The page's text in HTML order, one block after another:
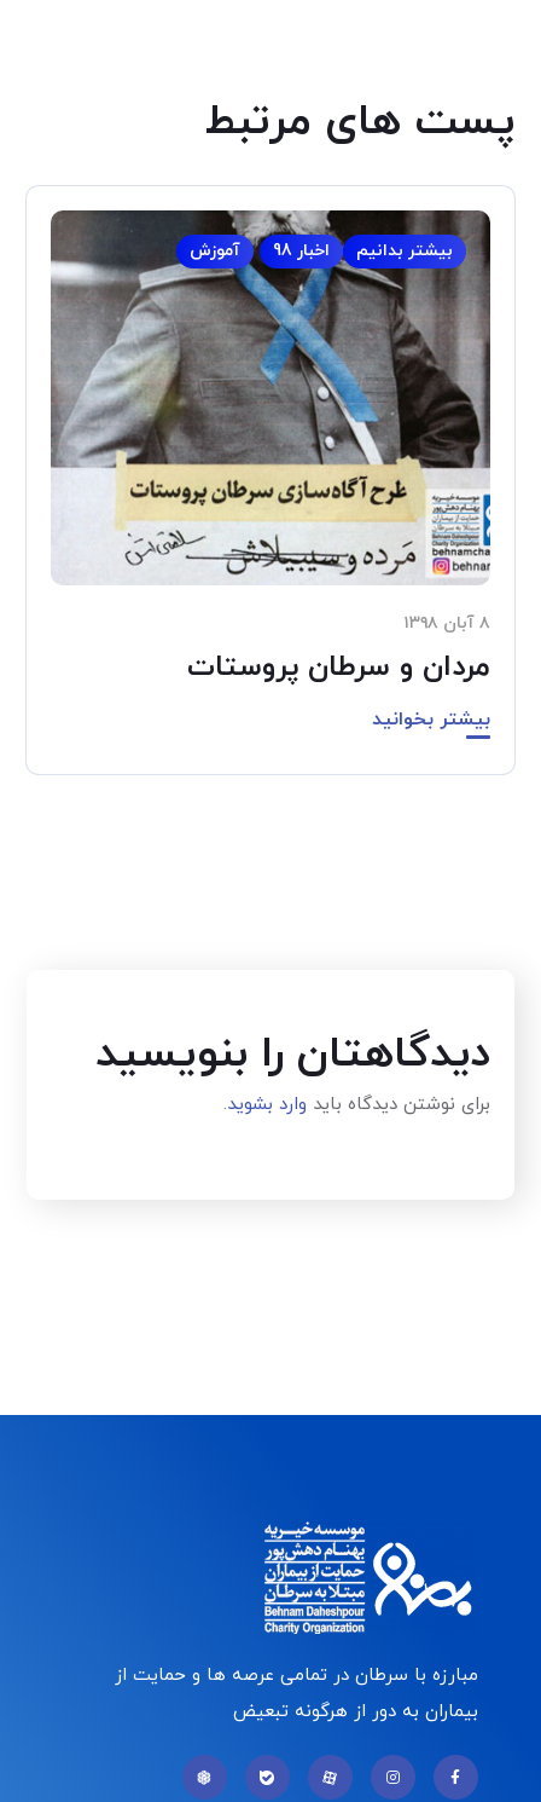
پست های مرتبط
آموزش اخبار 98 بیشتر بدانیم
۸ آبان ۱۳۹۸
مردان و سرطان پروستات
بیشتر بخوانید
دیدگاهتان را بنویسید
برای نوشتن دیدگاه باید وارد بشوید.
مبارزه با سرطان در تمامی عرصه ها و حمایت از
بیماران به دور از هرگونه تبعیض